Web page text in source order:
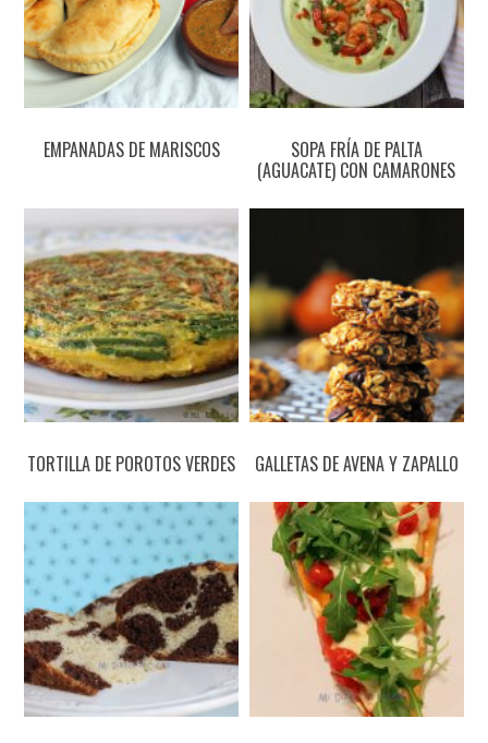
EMPANADAS DE MARISCOS SOPA FRÍA DE PALTA
(AGUACATE) CON CAMARONES
TORTILLA DE POROTOS VERDES GALLETAS DE AVENA Y ZAPALLO